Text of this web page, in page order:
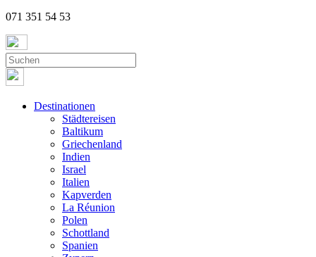
071 351 54 53
Destinationen
Städtereisen
Baltikum
Griechenland
Indien
Israel
Italien
Kapverden
La Réunion
Polen
Schottland
Spanien